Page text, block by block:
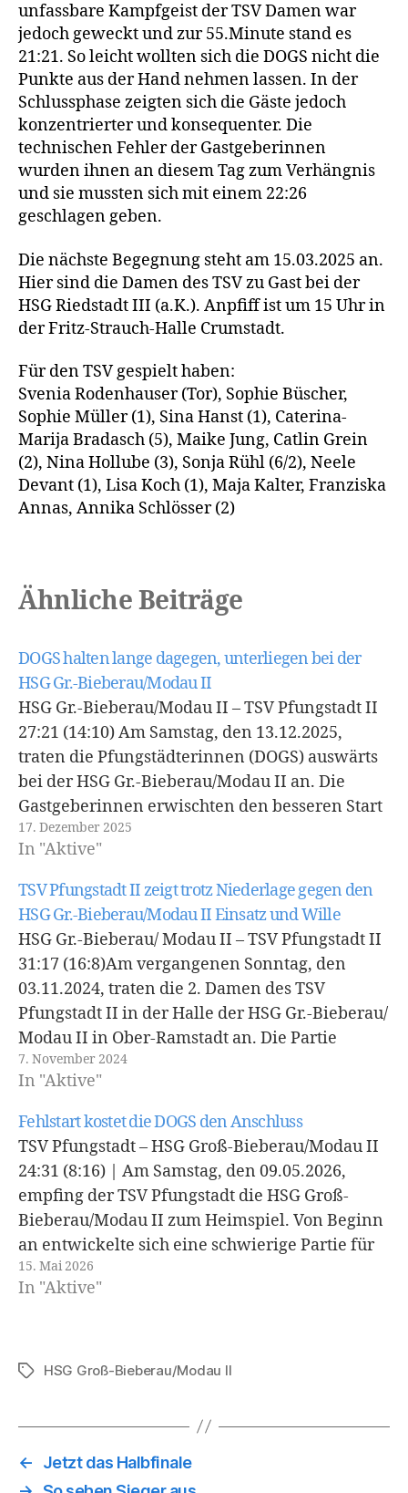
unfassbare Kampfgeist der TSV Damen war
jedoch geweckt und zur 55.Minute stand es
21:21. So leicht wollten sich die DOGS nicht die
Punkte aus der Hand nehmen lassen. In der
Schlussphase zeigten sich die Gäste jedoch
konzentrierter und konsequenter. Die
technischen Fehler der Gastgeberinnen
wurden ihnen an diesem Tag zum Verhängnis
und sie mussten sich mit einem 22:26
geschlagen geben.
Die nächste Begegnung steht am 15.03.2025 an.
Hier sind die Damen des TSV zu Gast bei der
HSG Riedstadt III (a.K.). Anpfiff ist um 15 Uhr in
der Fritz-Strauch-Halle Crumstadt.
Für den TSV gespielt haben:
Svenia Rodenhauser (Tor), Sophie Büscher,
Sophie Müller (1), Sina Hanst (1), Caterina-
Marija Bradasch (5), Maike Jung, Catlin Grein
(2), Nina Hollube (3), Sonja Rühl (6/2), Neele
Devant (1), Lisa Koch (1), Maja Kalter, Franziska
Annas, Annika Schlösser (2)
Ähnliche Beiträge
DOGS halten lange dagegen, unterliegen bei der
HSG Gr.-Bieberau/Modau II
HSG Gr.-Bieberau/Modau II – TSV Pfungstadt II
27:21 (14:10) Am Samstag, den 13.12.2025,
traten die Pfungstädterinnen (DOGS) auswärts
bei der HSG Gr.-Bieberau/Modau II an. Die
Gastgeberinnen erwischten den besseren Start
und gingen früh mit 3:1 in Führung. Die DOGS
ließen sich davon jedoch nicht beeindrucken
und fanden zunehmend besser ins…
17. Dezember 2025
In "Aktive"
TSV Pfungstadt II zeigt trotz Niederlage gegen den
HSG Gr.-Bieberau/Modau II Einsatz und Wille
HSG Gr.-Bieberau/ Modau II – TSV Pfungstadt II
31:17 (16:8)Am vergangenen Sonntag, den
03.11.2024, traten die 2. Damen des TSV
Pfungstadt II in der Halle der HSG Gr.-Bieberau/
Modau II in Ober-Ramstadt an. Die Partie
begann mit einem schnellen Tor der Gastgeber,
das die Richtung für das Spiel angegeben hat.…
7. November 2024
In "Aktive"
Fehlstart kostet die DOGS den Anschluss
TSV Pfungstadt – HSG Groß-Bieberau/Modau II
24:31 (8:16) | Am Samstag, den 09.05.2026,
empfing der TSV Pfungstadt die HSG Groß-
Bieberau/Modau II zum Heimspiel. Von Beginn
an entwickelte sich eine schwierige Partie für
die DOGS, die gleich zu Spielbeginn einen
schlechten Start erwischten und sich früh mit
15. Mai 2026
In "Aktive"
Schlagwörter
HSG Groß-Bieberau/Modau II
←
Jetzt das Halbfinale